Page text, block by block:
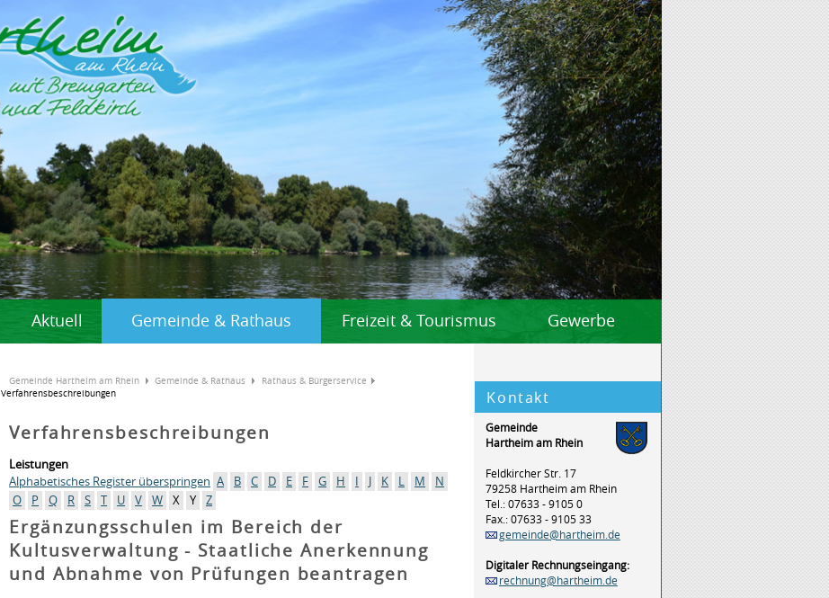
Aktuell Gemeinde & Rathaus Freizeit & Tourismus Gewerbe
Gemeinde Hartheim am Rhein Gemeinde & Rathaus
Rathaus & Bürgerservice
Verfahrensbeschreibungen
Verfahrensbeschreibungen
Leistungen
Alphabetisches Register überspringen A B C D E F G H I J K L M
N
O
P Q R S T U V W X Y Z
Ergänzungsschulen im Bereich der
Kultusverwaltung - Staatliche Anerkennung
und Abnahme von Prüfungen beantragen
Kontakt
Gemeinde
Hartheim am Rhein
Feldkircher Str. 17
79258 Hartheim am Rhein
Tel.: 07633 - 9105 0
Fax.: 07633 - 9105 33
gemeinde@hartheim.de
Digitaler Rechnungseingang:
rechnung@hartheim.de